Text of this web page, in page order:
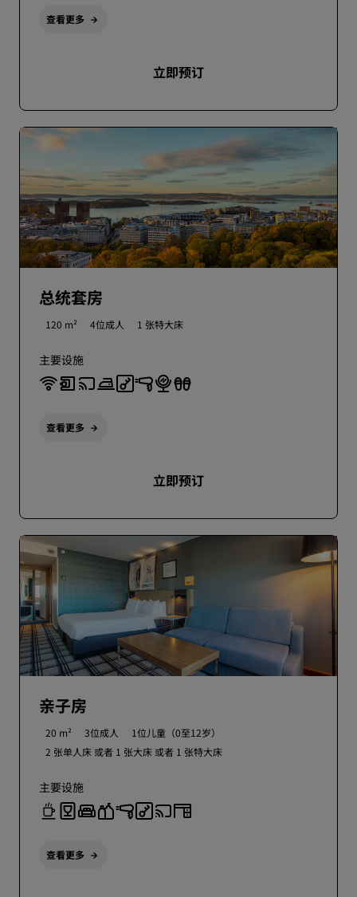
查看更多
立即预订
总统套房
120 m² 4位成人 1 张特大床
主要设施
查看更多
立即预订
亲子房
20 m² 3位成人
1位儿童（0至12岁）
2 张单人床 或者 1 张大床 或者 1 张特大床
主要设施
查看更多